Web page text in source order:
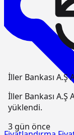
İller Bankası A.Ş
İller Bankası A.Ş
yüklendi.
3 gün önce